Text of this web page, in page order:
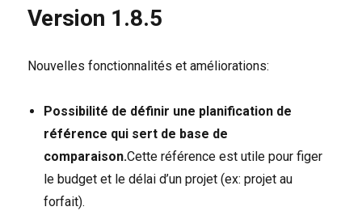
Version 1.8.5
Nouvelles fonctionnalités et améliorations:
Possibilité de définir une planification de
référence qui sert de base de
comparaison.Cette référence est utile pour figer
le budget et le délai d’un projet (ex: projet au
forfait).